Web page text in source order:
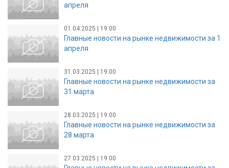
апреля
01.04.2025 | 19:00
Главные новости на рынке недвижимости за 1
апреля
31.03.2025 | 19:00
Главные новости на рынке недвижимости за
31 марта
28.03.2025 | 19:00
Главные новости на рынке недвижимости за
28 марта
27.03.2025 | 19:00